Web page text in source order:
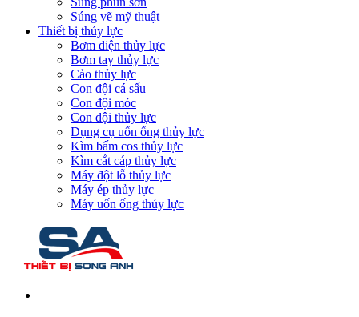
Súng vẽ mỹ thuật
Thiết bị thủy lực
Bơm điện thủy lực
Bơm tay thủy lực
Cảo thủy lực
Con đội cá sấu
Con đội móc
Con đội thủy lực
Dụng cụ uốn ống thủy lực
Kìm bấm cos thủy lực
Kìm cắt cáp thủy lực
Máy đột lỗ thủy lực
Máy ép thủy lực
Máy uốn ống thủy lực